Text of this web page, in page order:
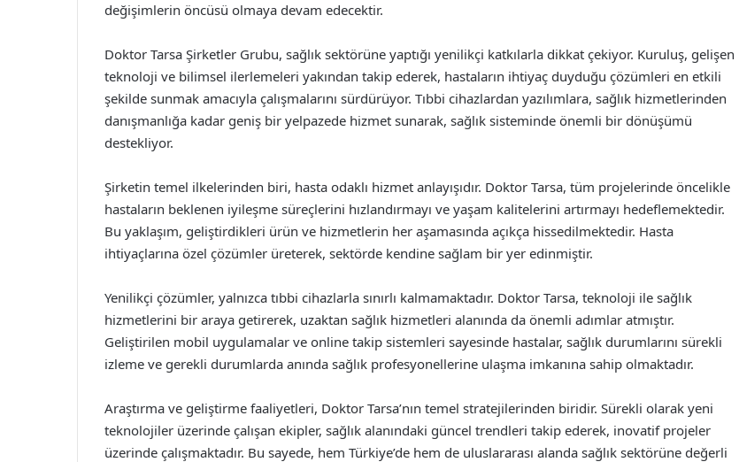
değişimlerin öncüsü olmaya devam edecektir.
Doktor Tarsa Şirketler Grubu, sağlık sektörüne yaptığı yenilikçi katkılarla dikkat çekiyor. Kuruluş, gelişen
teknoloji ve bilimsel ilerlemeleri yakından takip ederek, hastaların ihtiyaç duyduğu çözümleri en etkili
şekilde sunmak amacıyla çalışmalarını sürdürüyor. Tıbbi cihazlardan yazılımlara, sağlık hizmetlerinden
danışmanlığa kadar geniş bir yelpazede hizmet sunarak, sağlık sisteminde önemli bir dönüşümü
destekliyor.
Şirketin temel ilkelerinden biri, hasta odaklı hizmet anlayışıdır. Doktor Tarsa, tüm projelerinde öncelikle
hastaların beklenen iyileşme süreçlerini hızlandırmayı ve yaşam kalitelerini artırmayı hedeflemektedir.
Bu yaklaşım, geliştirdikleri ürün ve hizmetlerin her aşamasında açıkça hissedilmektedir. Hasta
ihtiyaçlarına özel çözümler üreterek, sektörde kendine sağlam bir yer edinmiştir.
Yenilikçi çözümler, yalnızca tıbbi cihazlarla sınırlı kalmamaktadır. Doktor Tarsa, teknoloji ile sağlık
hizmetlerini bir araya getirerek, uzaktan sağlık hizmetleri alanında da önemli adımlar atmıştır.
Geliştirilen mobil uygulamalar ve online takip sistemleri sayesinde hastalar, sağlık durumlarını sürekli
izleme ve gerekli durumlarda anında sağlık profesyonellerine ulaşma imkanına sahip olmaktadır.
Araştırma ve geliştirme faaliyetleri, Doktor Tarsa’nın temel stratejilerinden biridir. Sürekli olarak yeni
teknolojiler üzerinde çalışan ekipler, sağlık alanındaki güncel trendleri takip ederek, inovatif projeler
üzerinde çalışmaktadır. Bu sayede, hem Türkiye’de hem de uluslararası alanda sağlık sektörüne değerli